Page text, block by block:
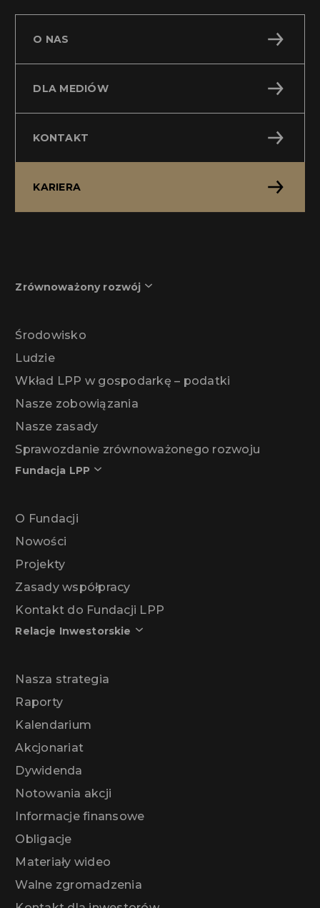
O NAS
DLA MEDIÓW
KONTAKT
KARIERA
Zrównoważony rozwój
Środowisko
Ludzie
Wkład LPP w gospodarkę – podatki
Nasze zobowiązania
Nasze zasady
Sprawozdanie zrównoważonego rozwoju
Fundacja LPP
O Fundacji
Nowości
Projekty
Zasady współpracy
Kontakt do Fundacji LPP
Relacje Inwestorskie
Nasza strategia
Raporty
Kalendarium
Akcjonariat
Dywidenda
Notowania akcji
Informacje finansowe
Obligacje
Materiały wideo
Walne zgromadzenia